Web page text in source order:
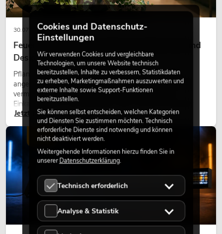
30.07.2026
Feuerhemmende Kunstpflanzen: Sicherheit und
Design perfekt kombiniert
Pflanzen machen Räume lebendig. Sie schaffen eine
angenehme Atmosphäre, verbessern das Ambiente und
vermitteln Natürlichkeit. Ob in Hotels, Restaurants,
Einkaufszentren, Bürogebäuden oder auf Messeständen:
eine hochwertige Begrünung gehört heute längst zum
modernen Raumkonzept.
Jetzt lesen
LICHT
Cookies und Datenschutz-
Einstellungen
Wir verwenden Cookies und vergleichbare
Technologien, um unsere Website technisch
bereitzustellen, Inhalte zu verbessern, Statistikdaten
zu erheben, Marketingmaßnahmen auszuwerten und
externe Inhalte sowie Support-Funktionen
bereitzustellen.
Sie können selbst entscheiden, welchen Kategorien
und Diensten Sie zustimmen möchten. Technisch
erforderliche Dienste sind notwendig und können
nicht deaktiviert werden.
Weitergehende Informationen hierzu finden Sie in
unsererDatenschutzerklärung.
Technisch erforderlich
Analyse & Statistik